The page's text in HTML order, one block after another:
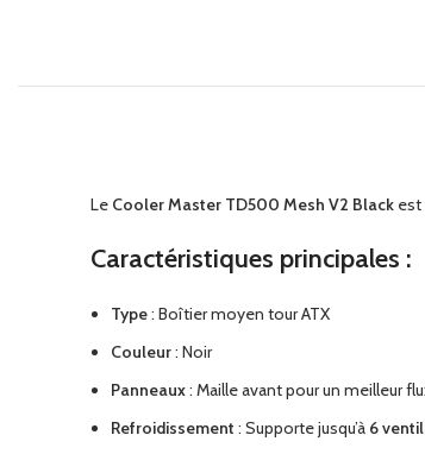
Le Cooler Master TD500 Mesh V2 Black est
Caractéristiques principales :
Type: Boîtier moyen tour ATX
Couleur: Noir
Panneaux: Maille avant pour un meilleur
Refroidissement : Supporte jusqu’à 6